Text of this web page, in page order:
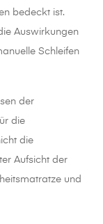
bedeckt ist.
Auswirkungen
Schleifen
der
die
die
Aufsicht der
und